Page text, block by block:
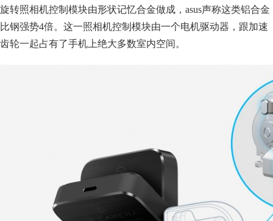
旋转照相机控制模块由形状记忆合金做成，asus声称这类铝合金
比钢强势4倍。这一照相机控制模块由一个电机驱动器，跟加速
齿轮一起占有了手机上绝大多数室内空间。